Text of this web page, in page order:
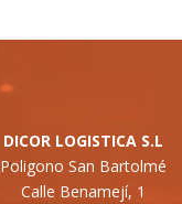
DICOR LOGISTICA S.L
Poligono San Bartolmé
Calle Benamejí, 1